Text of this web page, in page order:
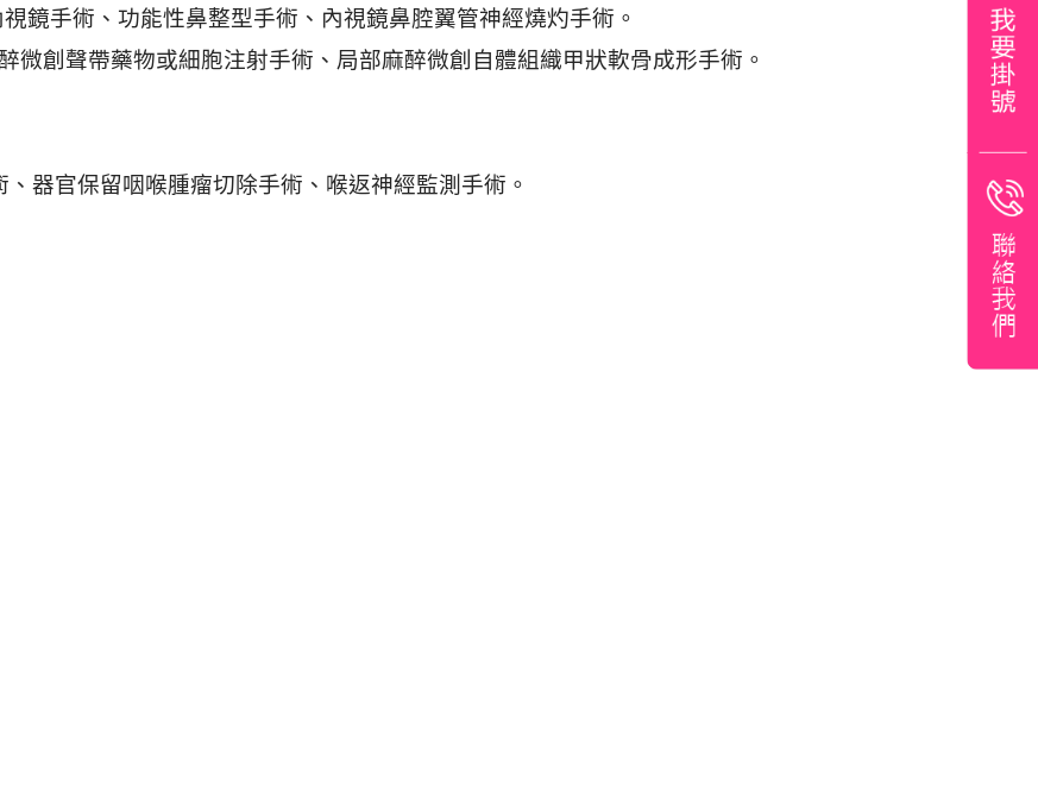
鏡手術、功能性鼻整型手術、內視鏡鼻腔翼管神經燒灼手術。
創聲帶藥物或細胞注射手術、局部麻醉微創自體組織甲狀軟骨成形手術。
器官保留咽喉腫瘤切除手術、喉返神經監測手術。